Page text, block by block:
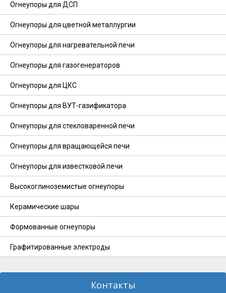
Огнеупоры для ДСП
Огнеупоры для цветной металлургии
Огнеупоры для нагревательной печи
Огнеупоры для газогенераторов
Огнеупоры для ЦКС
Огнеупоры для ВУТ-газификатора
Огнеупоры для стекловаренной печи
Огнеупоры для вращающейся печи
Огнеупоры для известковой печи
Высокоглиноземистые огнеупоры
Керамические шары
Формованные огнеупоры
Графитированные электроды
Контакты